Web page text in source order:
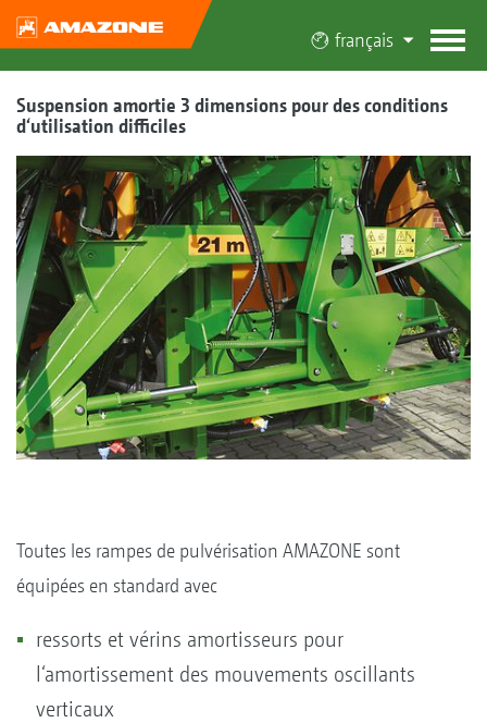
français
Suspension amortie 3 dimensions pour des conditions
d‘utilisation difficiles
Toutes les rampes de pulvérisation AMAZONE sont
équipées en standard avec
ressorts et vérins amortisseurs pour
l‘amortissement des mouvements oscillants
verticaux